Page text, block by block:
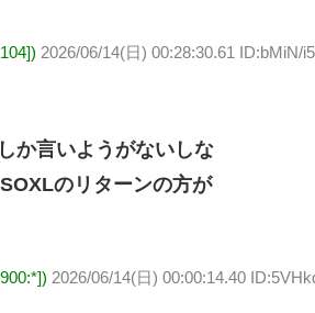
2026/06/14(日) 00:28:30.61 ID:bMiN/
か言いようがないしな
のリターンの方が
2026/06/14(日) 00:00:14.40